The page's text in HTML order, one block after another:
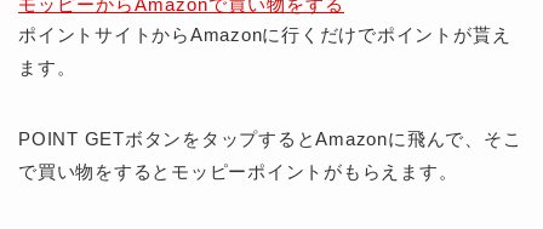
ポイントサイトからAmazonに行くだけでポイントが貰え
ます。
POINT GETボタンをタップするとAmazonに飛んで、そこ
で買い物をするとモッピーポイントがもらえます。